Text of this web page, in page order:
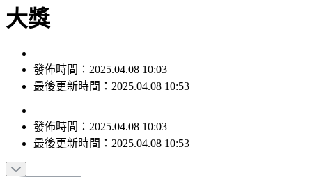
大獎
發佈時間：2025.04.08 10:03
最後更新時間：2025.04.08 10:53
發佈時間： 2025.04.08 10:03
最後更新時間： 2025.04.08 10:53